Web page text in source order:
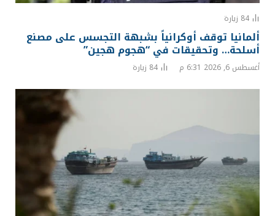
84 زيارة
ألمانيا توقف أوكرانياً بشبهة التجسس على مصنع
أسلحة… وتحقيقات في “هجوم هجين”
أغسطس 6, 2026 6:31 م 84 زيارة